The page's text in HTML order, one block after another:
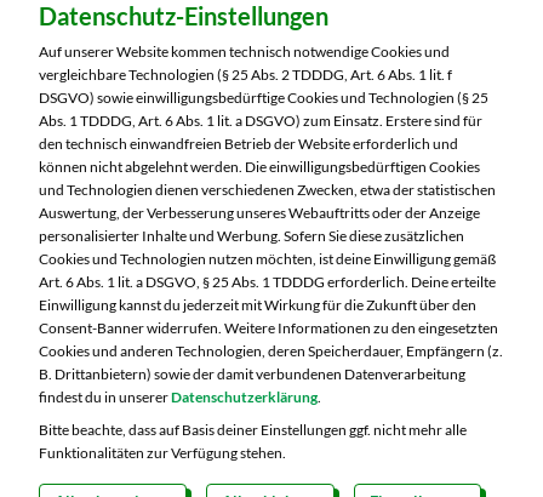
MARKTKAUF Nürnberg-Mögeldorf
Laufamholzstraße 40/42
90482 Nürnberg
Telefon:0911 54340
Markt ändern
Öffnungszeiten diese Woche:
Mo:
08:00 – 20:00 Uhr
Di:
08:00 – 20:00 Uhr
Mi:
08:00 – 20:00 Uhr
Do:
08:00 – 20:00 Uhr
Fr:
08:00 – 20:00 Uhr
Datenschutz-Einstellungen
Auf unserer Website kommen technisch notwendige Cookies und
vergleichbare Technologien (§ 25 Abs. 2 TDDDG, Art. 6 Abs. 1 lit. f
DSGVO) sowie einwilligungsbedürftige Cookies und Technologien (§ 25
Abs. 1 TDDDG, Art. 6 Abs. 1 lit. a DSGVO) zum Einsatz. Erstere sind für
den technisch einwandfreien Betrieb der Website erforderlich und
können nicht abgelehnt werden. Die einwilligungsbedürftigen Cookies
und Technologien dienen verschiedenen Zwecken, etwa der statistischen
Auswertung, der Verbesserung unseres Webauftritts oder der Anzeige
personalisierter Inhalte und Werbung. Sofern Sie diese zusätzlichen
Cookies und Technologien nutzen möchten, ist deine Einwilligung gemäß
Art. 6 Abs. 1 lit. a DSGVO, § 25 Abs. 1 TDDDG erforderlich. Deine erteilte
Einwilligung kannst du jederzeit mit Wirkung für die Zukunft über den
Consent-Banner widerrufen. Weitere Informationen zu den eingesetzten
Cookies und anderen Technologien, deren Speicherdauer, Empfängern (z.
B. Drittanbietern) sowie der damit verbundenen Datenverarbeitung
findest du in unsererDatenschutzerklärung.
Bitte beachte, dass auf Basis deiner Einstellungen ggf. nicht mehr alle
Funktionalitäten zur Verfügung stehen.